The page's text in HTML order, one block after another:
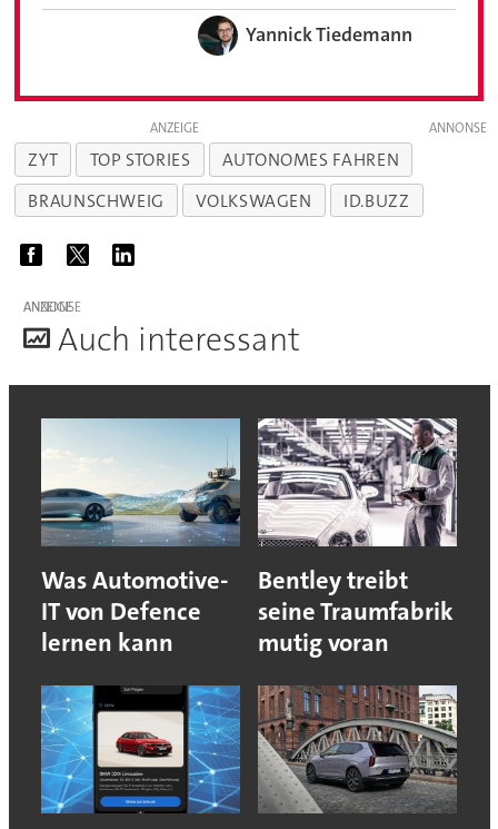
Yannick Tiedemann
ANZEIGE
ZYT TOP STORIES
AUTONOMES FAHREN
BRAUNSCHWEIG
VOLKSWAGEN ID.BUZZ
ANZEIGE
Auch interessant
Was Automotive-
IT von Defence
lernen kann
Bentley treibt
seine Traumfabrik
mutig voran